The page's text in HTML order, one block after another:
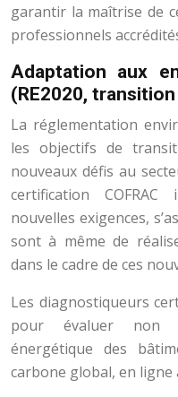
garantir la maîtrise de
professionnels
Adaptation aux
(RE2020,
La réglementation
les objectifs de
nouveaux défis au
certification
nouvelles exigences,
sont à même de
dans le cadre de ces
Les diagnostiqueurs
pour évaluer non
énergétique des
carbone global, en ligne